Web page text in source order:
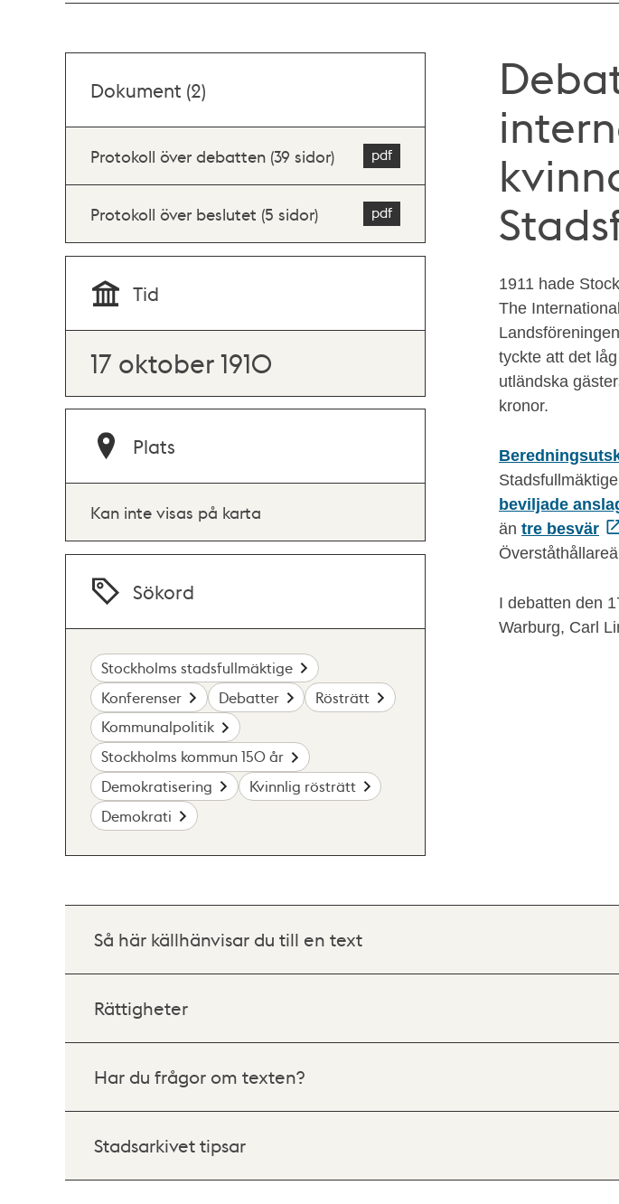
1911 hade
The
tyckte att det
utländska
kronor.
beviljade
än tre besvär
I debatten den
Warburg, Carl
Dokument (2)
Protokoll över debatten (39 sidor)
Protokoll över beslutet (5 sidor)
Tid
17 oktober 1910
Plats
Kan inte visas på karta
Sökord
Stockholms stadsfullmäktige
Konferenser
Debatter
Rösträtt
Kommunalpolitik
Stockholms kommun 150 år
Demokratisering
Kvinnlig rösträtt
Demokrati
Så här källhänvisar du till en text
Rättigheter
Har du frågor om texten?
Stadsarkivet tipsar